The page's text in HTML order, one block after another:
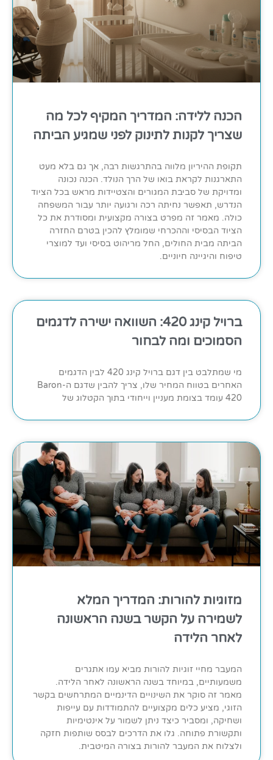
הכנה ללידה: המדריך המקיף לכל מה
שצריך לקנות לתינוק לפני שמגיע הביתה
תקופת ההיריון מלווה בהתרגשות רבה, אך גם בלא מעט
התארגנות לקראת בואו של הרך הנולד. הכנה נכונה
ומדויקת של סביבת המגורים והצטיידות מראש בכל הציוד
הנדרש, תאפשר נחיתה רכה ורגועה יותר עבור המשפחה
כולה. מאמר זה מפרט בצורה מקצועית ומסודרת את כל
הציוד הבסיסי וההכרחי שמומלץ להכין בטרם החזרה
הביתה מבית החולים, החל מריהוט בסיסי ועד למוצרי
טיפוח והיגיינה חיוניים.
ברויל קינג 420: השוואה ישירה לדגמים
הסמוכים ומה לבחור
מי שמתלבט בין דגם ברויל קינג 420 לבין הדגמים
האחרים בטווח המחיר שלו, צריך להבין שדגם ה-Baron
420 עומד בצומת מעניין וייחודי בתוך הקטלוג של
מזוגיות להורות: המדריך המלא
לשמירה על הקשר בשנה הראשונה
לאחר הלידה
המעבר מחיי זוגיות להורות מביא עמו אתגרים
משמעותיים, במיוחד בשנה הראשונה לאחר הלידה.
מאמר זה סוקר את השינויים הדינמיים המתרחשים בקשר
הזוגי, מציע כלים מקצועיים להתמודדות עם עייפות
ושחיקה, ומסביר כיצד ניתן לשמור על אינטימיות
ותקשורת פתוחה. גלו את הדרכים לבסס שותפות חזקה
ולצלוח את המעבר להורות בצורה המיטבית.